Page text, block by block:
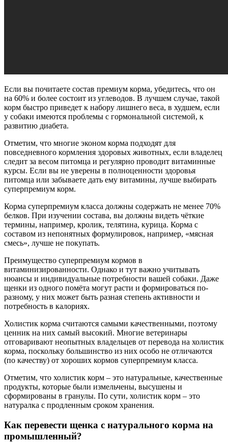
Если вы почитаете состав премиум корма, убедитесь, что он
на 60% и более состоит из углеводов. В лучшем случае, такой
корм быстро приведет к набору лишнего веса, в худшем, если
у собаки имеются проблемы с гормональной системой, к
развитию диабета.
Отметим, что многие эконом корма подходят для
повседневного кормления здоровых животных, если владелец
следит за весом питомца и регулярно проводит витаминные
курсы. Если вы не уверены в полноценности здоровья
питомца или забываете дать ему витамины, лучше выбирать
суперпремиум корм.
Корма суперпремиум класса должны содержать не менее 70%
белков. При изучении состава, вы должны видеть чёткие
термины, например, кролик, телятина, курица. Корма с
составом из непонятных формулировок, например, «мясная
смесь», лучше не покупать.
Преимущество суперпремиум кормов в
витаминизированности. Однако и тут важно учитывать
нюансы и индивидуальные потребности вашей собаки. Даже
щенки из одного помёта могут расти и формироваться по-
разному, у них может быть разная степень активности и
потребность в калориях.
Холистик корма считаются самыми качественными, поэтому
ценник на них самый высокий. Многие ветеринары
отговаривают неопытных владельцев от перевода на холистик
корма, поскольку большинство из них особо не отличаются
(по качеству) от хороших кормов суперпремиум класса.
Отметим, что холистик корм – это натуральные, качественные
продукты, которые были измельчены, высушены и
сформированы в гранулы. По сути, холистик корм – это
натуралка с продленным сроком хранения.
Как перевести щенка с натурального корма на
промышленный?